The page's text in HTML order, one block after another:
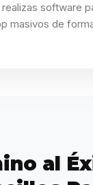
software
masivos de
al